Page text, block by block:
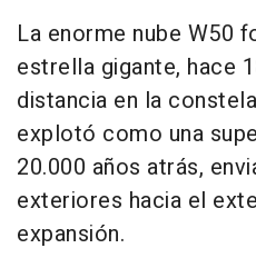
La enorme nube W50
estrella gigante, hace
distancia en la
explotó como una
20.000 años atrás,
exteriores hacia el
expansión.